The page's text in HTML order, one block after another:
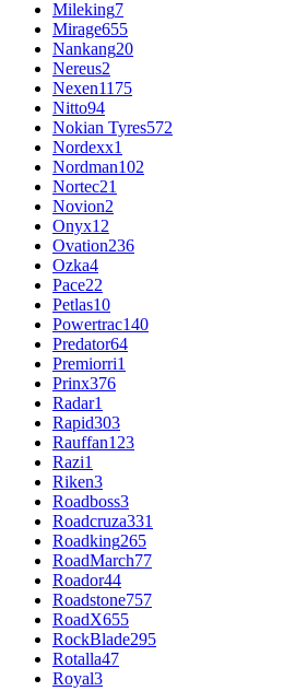
Mileking7
Mirage655
Nankang20
Nereus2
Nexen1175
Nitto94
Nokian Tyres572
Nordexx1
Nordman102
Nortec21
Novion2
Onyx12
Ovation236
Ozka4
Pace22
Petlas10
Powertrac140
Predator64
Premiorri1
Prinx376
Radar1
Rapid303
Rauffan123
Razi1
Riken3
Roadboss3
Roadcruza331
Roadking265
RoadMarch77
Roador44
Roadstone757
RoadX655
RockBlade295
Rotalla47
Royal3